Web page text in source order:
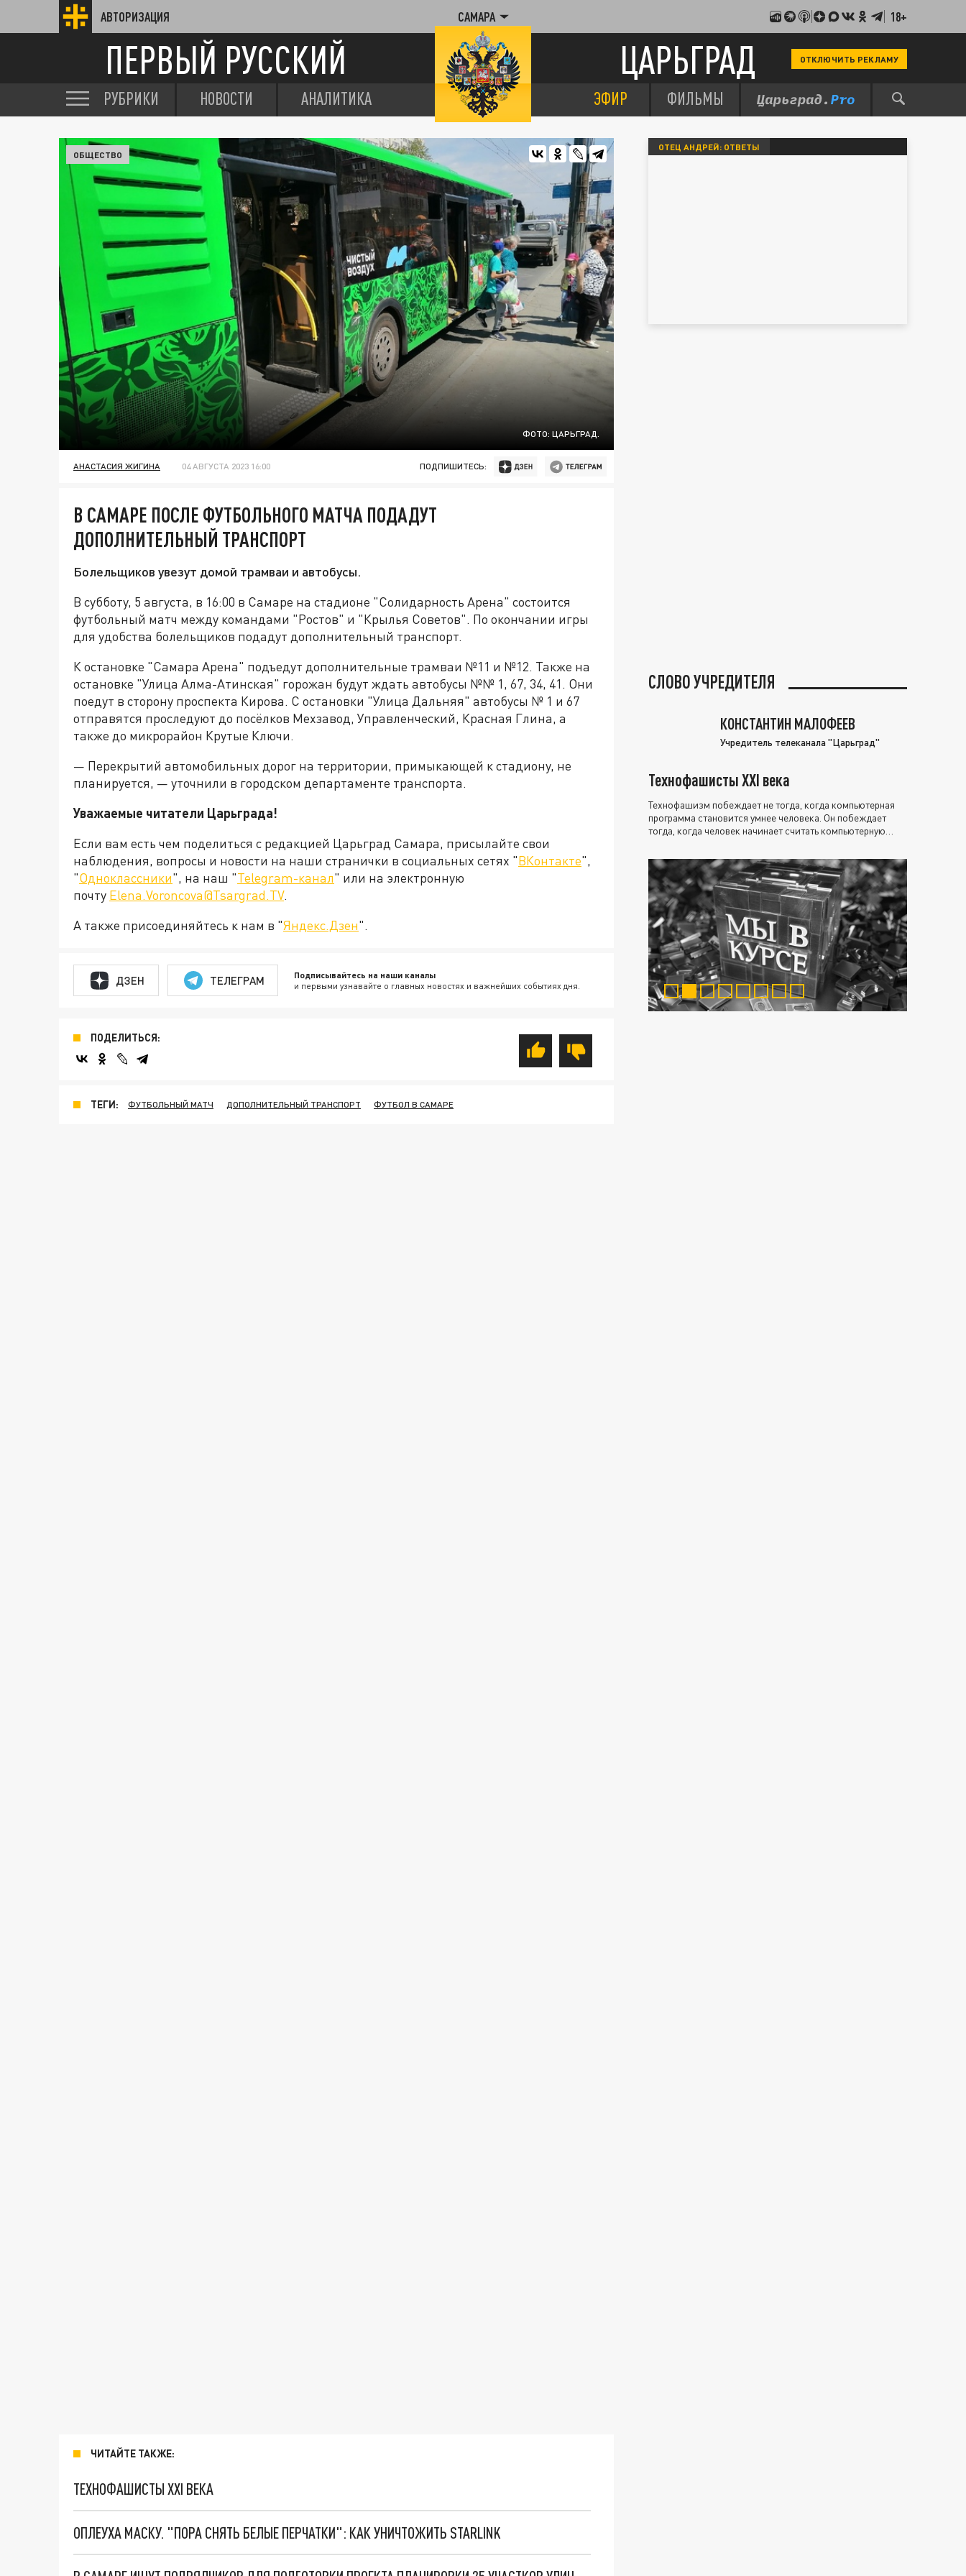
АВТОРИЗАЦИЯ САМАРА 18+
ПЕРВЫЙ РУССКИЙ ЦАРЬГРАД ОТКЛЮЧИТЬ РЕКЛАМУ
РУБРИКИ НОВОСТИ АНАЛИТИКА ЭФИР ФИЛЬМЫ
ФОТО: ЦАРЬГРАД.
ОБЩЕСТВО
АНАСТАСИЯ ЖИГИНА 04 АВГУСТА 2023 16:00 ПОДПИШИТЕСЬ:
В САМАРЕ ПОСЛЕ ФУТБОЛЬНОГО МАТЧА ПОДАДУТ
ДОПОЛНИТЕЛЬНЫЙ ТРАНСПОРТ
Болельщиков увезут домой трамваи и автобусы.
В субботу, 5 августа, в 16:00 в Самаре на стадионе "Солидарность Арена" состоится
футбольный матч между командами "Ростов" и "Крылья Советов". По окончании игры
для удобства болельщиков подадут дополнительный транспорт.
К остановке "Самара Арена" подъедут дополнительные трамваи №11 и №12. Также на
остановке "Улица Алма-Атинская" горожан будут ждать автобусы №№ 1, 67, 34, 41. Они
поедут в сторону проспекта Кирова. С остановки "Улица Дальняя" автобусы № 1 и 67
отправятся проследуют до посёлков Мехзавод, Управленческий, Красная Глина, а
также до микрорайон Крутые Ключи.
— Перекрытий автомобильных дорог на территории, примыкающей к стадиону, не
планируется, — уточнили в городском департаменте транспорта.
Уважаемые читатели Царьграда!
Если вам есть чем поделиться с редакцией Царьград Самара, присылайте свои
наблюдения, вопросы и новости на наши странички в социальных сетях "ВКонтакте",
"Одноклассники", на наш "Telegram-канал" или на электронную
почту Elena.Voroncova@Tsargrad.TV.
А также присоединяйтесь к нам в "Яндекс.Дзен".
ДЗЕН ТЕЛЕГРАМ Подписывайтесь на наши каналы
и первыми узнавайте о главных новостях и важнейших событиях дня.
ПОДЕЛИТЬСЯ:
ТЕГИ: ФУТБОЛЬНЫЙ МАТЧ ДОПОЛНИТЕЛЬНЫЙ ТРАНСПОРТ ФУТБОЛ В САМАРЕ
ЧИТАЙТЕ ТАКЖЕ:
ТЕХНОФАШИСТЫ XXI ВЕКА
ОПЛЕУХА МАСКУ. "ПОРА СНЯТЬ БЕЛЫЕ ПЕРЧАТКИ": КАК УНИЧТОЖИТЬ STARLINK
ОТЕЦ АНДРЕЙ: ОТВЕТЫ
СЛОВО УЧРЕДИТЕЛЯ
КОНСТАНТИН МАЛОФЕЕВ
Учредитель телеканала "Царьград"
Технофашисты XXI века
Технофашизм побеждает не тогда, когда компьютерная
программа становится умнее человека. Он побеждает
тогда, когда человек начинает считать компьютерную